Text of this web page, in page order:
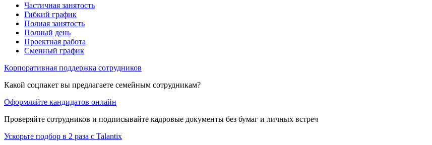
Частичная занятость
Гибкий график
Полная занятость
Полный день
Проектная работа
Сменный график
Корпоративная поддержка сотрудников
Какой соцпакет вы предлагаете семейным сотрудникам?
Оформляйте кандидатов онлайн
Проверяйте сотрудников и подписывайте кадровые документы без бумаг и личных встреч
Ускорьте подбор в 2 раза с Talantix